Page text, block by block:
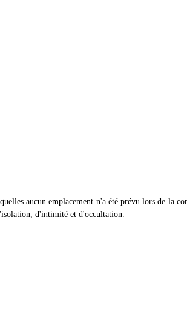
aucun emplacement n'a été prévu lors de la
d'intimité et d'occultation.